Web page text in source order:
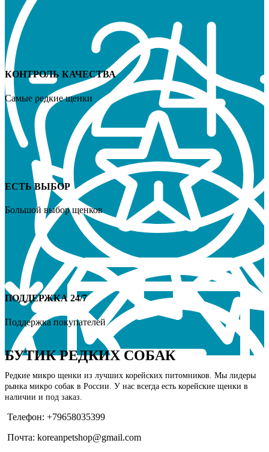
КОНТРОЛЬ КАЧЕСТВА
Самые редкие щенки
ЕСТЬ ВЫБОР
Большой выбор щенков
ПОДДЕРЖКА 24/7
Поддержка покупателей
БУТИК РЕДКИХ СОБАК
Редкие микро щенки из лучших корейских питомников. Мы лидеры
рынка микро собак в России. У нас всегда есть корейские щенки в
наличии и под заказ.
Телефон: +79658035399
Почта: koreanpetshop@gmail.com